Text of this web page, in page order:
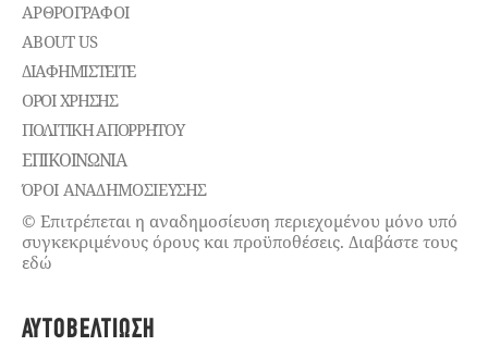
ΑΡΘΡΟΓΡΑΦΟΙ
ABOUT US
ΔΙΑΦΗΜΙΣΤΕΊΤΕ
ΌΡΟΙ ΧΡΉΣΗΣ
ΠΟΛΙΤΙΚΉ ΑΠΟΡΡΉΤΟΥ
ΕΠΙΚΟΙΝΩΝΊΑ
ΌΡΟΙ ΑΝΑΔΗΜΟΣΙΕΥΣΗΣ
© Επιτρέπεται η αναδημοσίευση περιεχομένου μόνο υπό
συγκεκριμένους όρους και προϋποθέσεις. Διαβάστε τους
εδώ
ΑΥΤΟΒΕΛΤΊΩΣΗ